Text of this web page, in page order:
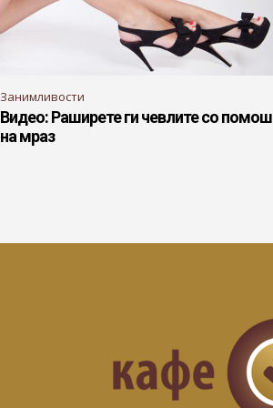
Занимливости
Видео: Раширете ги чевлите со помош
на мраз